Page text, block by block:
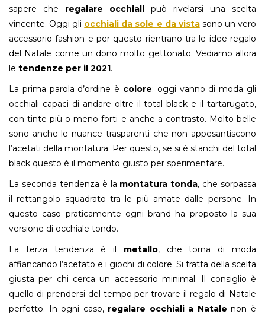
sapere che regalare occhiali può rivelarsi una scelta
vincente. Oggi gli occhiali da sole e da vistasono un vero
accessorio fashion e per questo rientrano tra le idee regalo
del Natale come un dono molto gettonato. Vediamo allora
le tendenze per il 2021.
La prima parola d’ordine è colore: oggi vanno di moda gli
occhiali capaci di andare oltre il total black e il tartarugato,
con tinte più o meno forti e anche a contrasto. Molto belle
sono anche le nuance trasparenti che non appesantiscono
l’acetati della montatura. Per questo, se si è stanchi del total
black questo è il momento giusto per sperimentare.
La seconda tendenza è la montatura tonda, che sorpassa
il rettangolo squadrato tra le più amate dalle persone. In
questo caso praticamente ogni brand ha proposto la sua
versione di occhiale tondo.
La terza tendenza è il metallo, che torna di moda
affiancando l’acetato e i giochi di colore. Si tratta della scelta
giusta per chi cerca un accessorio minimal. Il consiglio è
quello di prendersi del tempo per trovare il regalo di Natale
perfetto. In ogni caso, regalare occhiali a Natale non è